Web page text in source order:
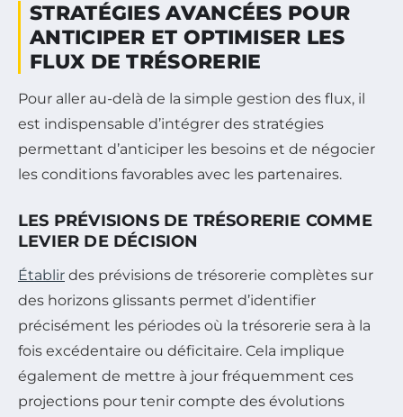
STRATÉGIES AVANCÉES POUR
ANTICIPER ET OPTIMISER LES
FLUX DE TRÉSORERIE
Pour aller au-delà de la simple gestion des flux, il
est indispensable d’intégrer des stratégies
permettant d’anticiper les besoins et de négocier
les conditions favorables avec les partenaires.
LES PRÉVISIONS DE TRÉSORERIE COMME
LEVIER DE DÉCISION
Établir des prévisions de trésorerie complètes sur
des horizons glissants permet d’identifier
précisément les périodes où la trésorerie sera à la
fois excédentaire ou déficitaire. Cela implique
également de mettre à jour fréquemment ces
projections pour tenir compte des évolutions